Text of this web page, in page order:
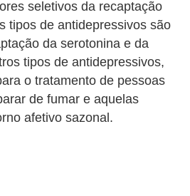
seletivos da recaptação
tipos de antidepressivos são
da serotonina e da
tipos de antidepressivos,
o tratamento de pessoas
de fumar e aquelas
afetivo sazonal.